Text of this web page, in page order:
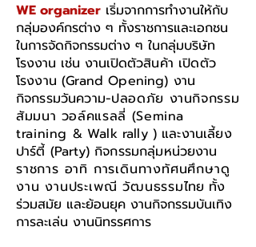
WE organizer เริ่มจากการทำงานให้กับ
กลุ่มองค์กรต่าง ๆ ทั้งราชการและเอกชน
ในการจัดกิจกรรมต่าง ๆ ในกลุ่มบริษัท
โรงงาน เช่น งานเปิดตัวสินค้า เปิดตัว
โรงงาน (Grand Opening) งาน
กิจกรรมวันความ-ปลอดภัย งานกิจกรรม
สัมมนา วอล์คแรลลี่ (Semina
training & Walk rally ) และงานเลี้ยง
ปาร์ตี้ (Party) กิจกรรมกลุ่มหน่วยงาน
ราชการ อาทิ การเดินทางทัศนศึกษาดู
งาน งานประเพณี วัฒนธรรมไทย ทั้ง
ร่วมสมัย และย้อนยุค งานกิจกรรมบันเทิง
การละเล่น งานนิทรรศการ